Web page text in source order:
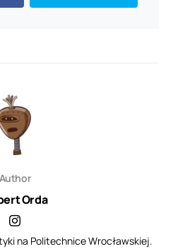
Author
Orda
na Politechnice Wrocławskiej.